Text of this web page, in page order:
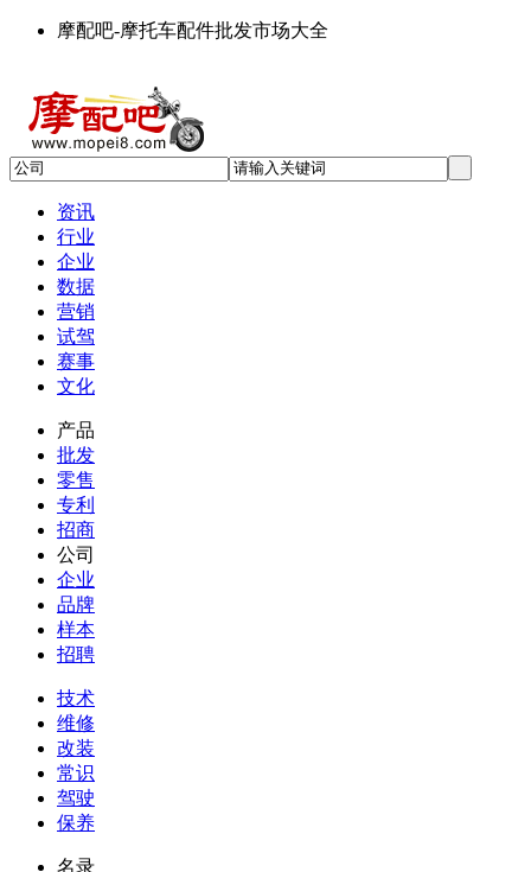
摩配吧-摩托车配件批发市场大全
资讯
行业
企业
数据
营销
试驾
赛事
文化
产品
批发
零售
专利
招商
公司
企业
品牌
样本
招聘
技术
维修
改装
常识
驾驶
保养
名录